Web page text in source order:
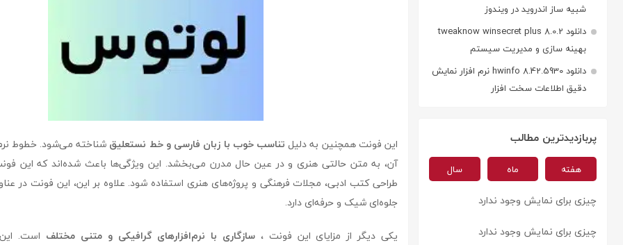
شبیه ساز اندروید در ویندوز
دانلود tweaknow winsecret plus 8.0.2
بهینه سازی و مدیریت سیستم
دانلود hwinfo 8.42.5930 نرم افزار نمایش
دقیق اطلاعات سخت افزار
پربازدیدترین مطالب
هفته ماه سال
چیزی برای نمایش وجود ندارد
چیزی برای نمایش وجود ندارد
این فونت همچنین به دلیل تناسب خوب با زبان فارسی و خط نستعلیق شناخته می‌شود. خطوط
آن، به متن حالتی هنری و در عین حال مدرن می‌بخشد. این ویژگی‌ها باعث شده‌اند که این
طراحی کتب ادبی، مجلات فرهنگی و پروژه‌های هنری استفاده شود. علاوه بر این، این فونت در
جلوه‌ای شیک و حرفه‌ای دارد.
یکی دیگر از مزایای این فونت ، سازگاری با نرم‌افزارهای گرافیکی و متنی مختلف است.